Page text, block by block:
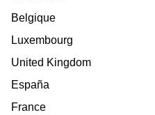
Belgique
Luxembourg
United Kingdom
España
France